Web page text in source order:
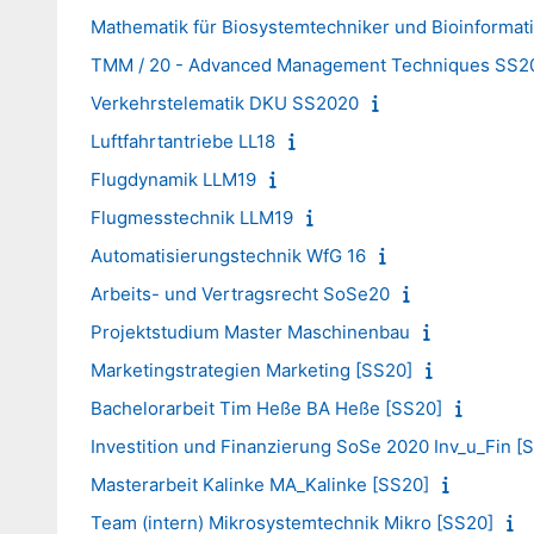
Mathematik für Biosystemtechniker und
TMM / 20 - Advanced Management Techniques
Verkehrstelematik DKU SS2020
Luftfahrtantriebe LL18
Flugdynamik LLM19
Flugmesstechnik LLM19
Automatisierungstechnik WfG 16
Arbeits- und Vertragsrecht SoSe20
Projektstudium Master Maschinenbau
Marketingstrategien Marketing [SS20]
Bachelorarbeit Tim Heße BA Heße [SS20]
Investition und Finanzierung SoSe 2020 Inv_u_Fin
Masterarbeit Kalinke MA_Kalinke [SS20]
Team (intern) Mikrosystemtechnik Mikro [SS20]